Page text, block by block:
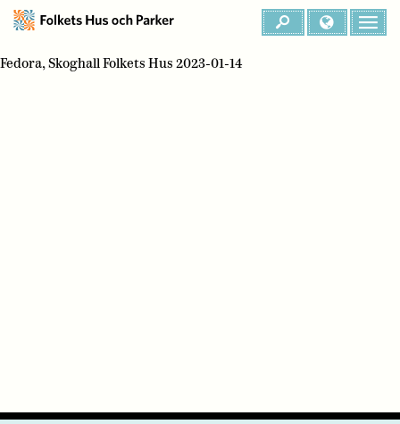
Fedora, Skoghall Folkets Hus 2023-01-14